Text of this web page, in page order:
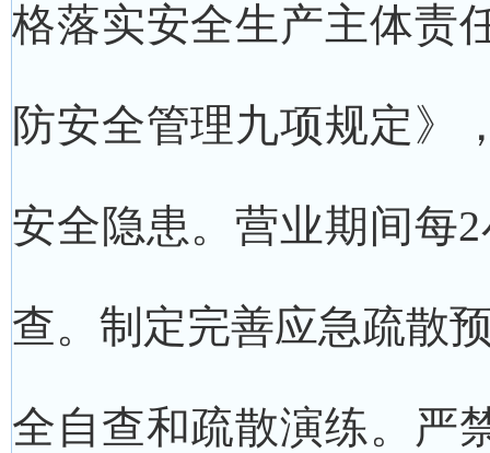
格落实安全生产主体责
防安全管理九项规定》
安全隐患。营业期间每
查。制定完善应急疏散
全自查和疏散演练。严